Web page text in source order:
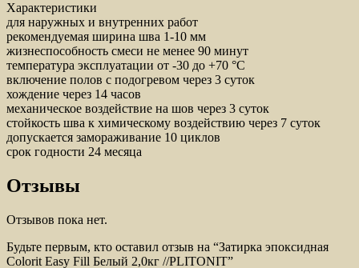
Характеристики
для наружных и внутренних работ
рекомендуемая ширина шва 1-10 мм
жизнеспособность смеси не менее 90 минут
температура эксплуатации от -30 до +70 °C
включение полов с подогревом через 3 суток
хождение через 14 часов
механическое воздействие на шов через 3 суток
стойкость шва к химическому воздействию через 7 суток
допускается замораживание 10 циклов
срок годности 24 месяца
Отзывы
Отзывов пока нет.
Будьте первым, кто оставил отзыв на “Затирка эпоксидная
Colorit Easy Fill Белый 2,0кг //PLITONIT”